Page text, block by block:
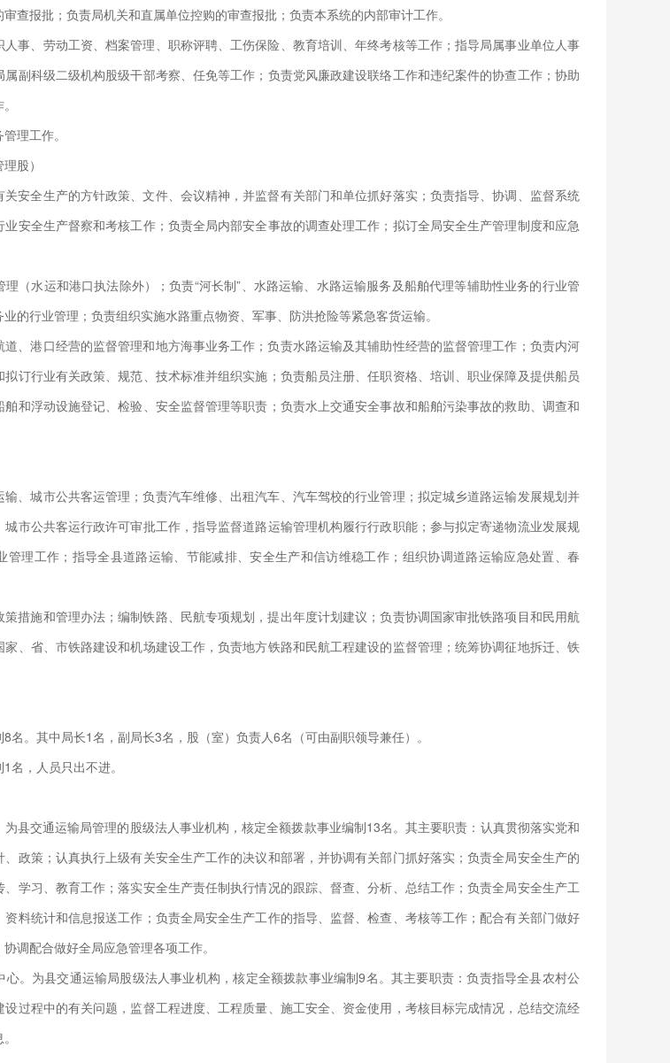
查报批；负责局机关和直属单位控购的审查报批；负责本系统的内部审计工作。
事、劳动工资、档案管理、职称评聘、工伤保险、教育培训、年终考核等工作；指导局属事业单位人事
副科级二级机构股级干部考察、任免等工作；负责党风廉政建设联络工作和违纪案件的协查工作；协助
理工作。
股）
安全生产的方针政策、文件、会议精神，并监督有关部门和单位抓好落实；负责指导、协调、监督系统
安全生产督察和考核工作；负责全局内部安全事故的调查处理工作；拟订全局安全生产管理制度和应急
（水运和港口执法除外）；负责“河长制”、水路运输、水路运输服务及船舶代理等辅助性业务的行业管
的行业管理；负责组织实施水路重点物资、军事、防洪抢险等紧急客货运输。
、港口经营的监督管理和地方海事业务工作；负责水路运输及其辅助性经营的监督管理工作；负责内河
订行业有关政策、规范、技术标准并组织实施；负责船员注册、任职资格、培训、职业保障及提供船员
和浮动设施登记、检验、安全监督管理等职责；负责水上交通安全事故和船舶污染事故的救助、调查和
、城市公共客运管理；负责汽车维修、出租汽车、汽车驾校的行业管理；拟定城乡道路运输发展规划并
市公共客运行政许可审批工作，指导监督道路运输管理机构履行行政职能；参与拟定寄递物流业发展规
管理工作；指导全县道路运输、节能减排、安全生产和信访维稳工作；组织协调道路运输应急处置、春
措施和管理办法；编制铁路、民航专项规划，提出年度计划建议；负责协调国家审批铁路项目和民用航
、省、市铁路建设和机场建设工作，负责地方铁路和民航工程建设的监督管理；统筹协调征地拆迁、铁
名。其中局长1名，副局长3名，股（室）负责人6名（可由副职领导兼任）。
名，人员只出不进。
为县交通运输局管理的股级法人事业机构，核定全额拨款事业编制13名。其主要职责：认真贯彻落实党和
政策；认真执行上级有关安全生产工作的决议和部署，并协调有关部门抓好落实；负责全局安全生产的
、学习、教育工作；落实安全生产责任制执行情况的跟踪、督查、分析、总结工作；负责全局安全生产工
料统计和信息报送工作；负责全局安全生产工作的指导、监督、检查、考核等工作；配合有关部门做好
调配合做好全局应急管理各项工作。
心。为县交通运输局股级法人事业机构，核定全额拨款事业编制9名。其主要职责：负责指导全县农村公
过程中的有关问题，监督工程进度、工程质量、施工安全、资金使用，考核目标完成情况，总结交流经